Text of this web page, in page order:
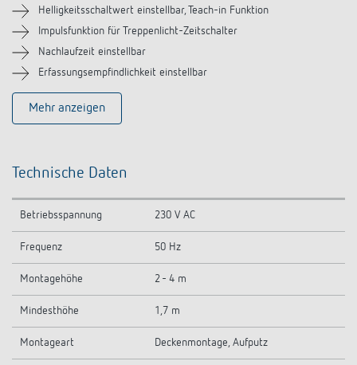
Helligkeitsschaltwert einstellbar, Teach-in Funktion
Impulsfunktion für Treppenlicht-Zeitschalter
Nachlaufzeit einstellbar
Erfassungsempfindlichkeit einstellbar
Mehr anzeigen
Technische Daten
Betriebsspannung 230 V AC
Frequenz 50 Hz
Montagehöhe 2 - 4 m
Mindesthöhe 1,7 m
Montageart Deckenmontage, Aufputz